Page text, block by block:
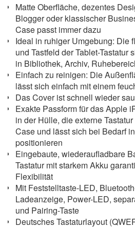
Matte Oberfläche, dezentes
Blogger oder klassischer
Case passt immer dazu
Ideal in ruhiger Umgebung: Die
und Tastfeld der Tablet-Tastatur
in Bibliothek, Archiv,
Einfach zu reinigen: Die
lässt sich einfach mit einem
Das Cover ist schnell wieder
Exakte Passform für das Apple
in der Hülle, die externe
Case und lässt sich bei Bedarf
positionieren
Eingebaute, wiederaufladbare
Tastatur mit starkem Akku
Flexibilität
Mit Feststelltaste-LED,
Ladeanzeige, Power-LED,
und Pairing-Taste
Deutsches Tastaturlayout